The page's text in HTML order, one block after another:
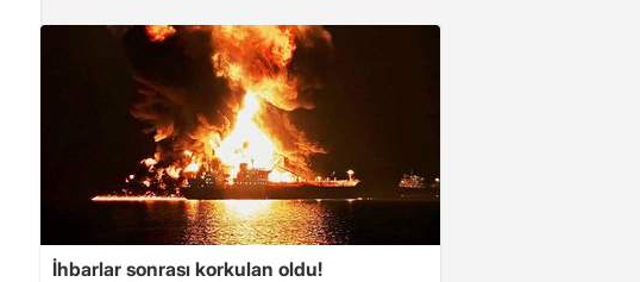
İhbarlar sonrası korkulan oldu!